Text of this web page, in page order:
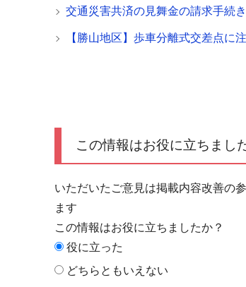
交通災害共済の見舞金の請求手続
【勝山地区】歩車分離式交差点に
この情報はお役に立ちまし
いただいたご意見は掲載内容改善の
ます
この情報はお役に立ちましたか？
役に立った
どちらともいえない